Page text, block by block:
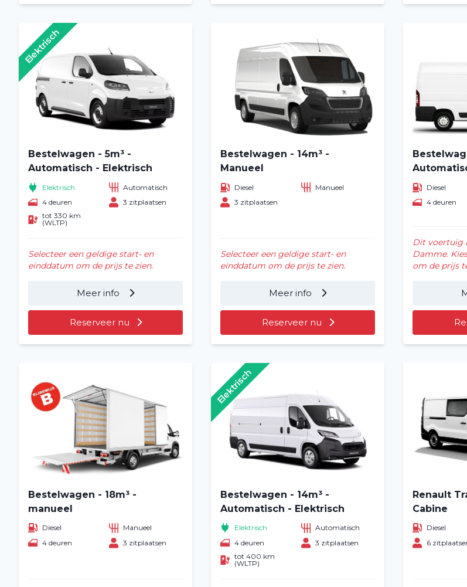
Home
Voertuig huren
Lange termijn
Filialen
Bestelwagen - 5m³ -
Automatisch - Elektrisch
Elektrisch
Automatisch
4 deuren
3 zitplaatsen
tot 330 km
(WLTP)
Selecteer een geldige start- en
einddatum om de prijs te zien.
Meer info
Reserveer nu
Elektrisch
Bestelwagen - 14m³ -
Manueel
Diesel
Manueel
3 zitplaatsen
Selecteer een geldige start- en
einddatum om de prijs te zien.
Meer info
Reserveer nu
Diesel
4 deuren
Dit voertuig
Damme.
om de prijs
Bestelwagen - 18m³ -
manueel
Diesel
Manueel
4 deuren
3 zitplaatsen
Bestelwagen - 14m³ -
Automatisch - Elektrisch
Elektrisch
Automatisch
4 deuren
3 zitplaatsen
tot 400 km
(WLTP)
Elektrisch
Renault
Cabine
Diesel
6